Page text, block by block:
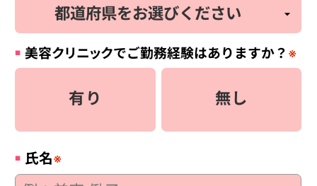
美容クリニックでご勤務経験はありますか？ ※
有り 無し
氏名※